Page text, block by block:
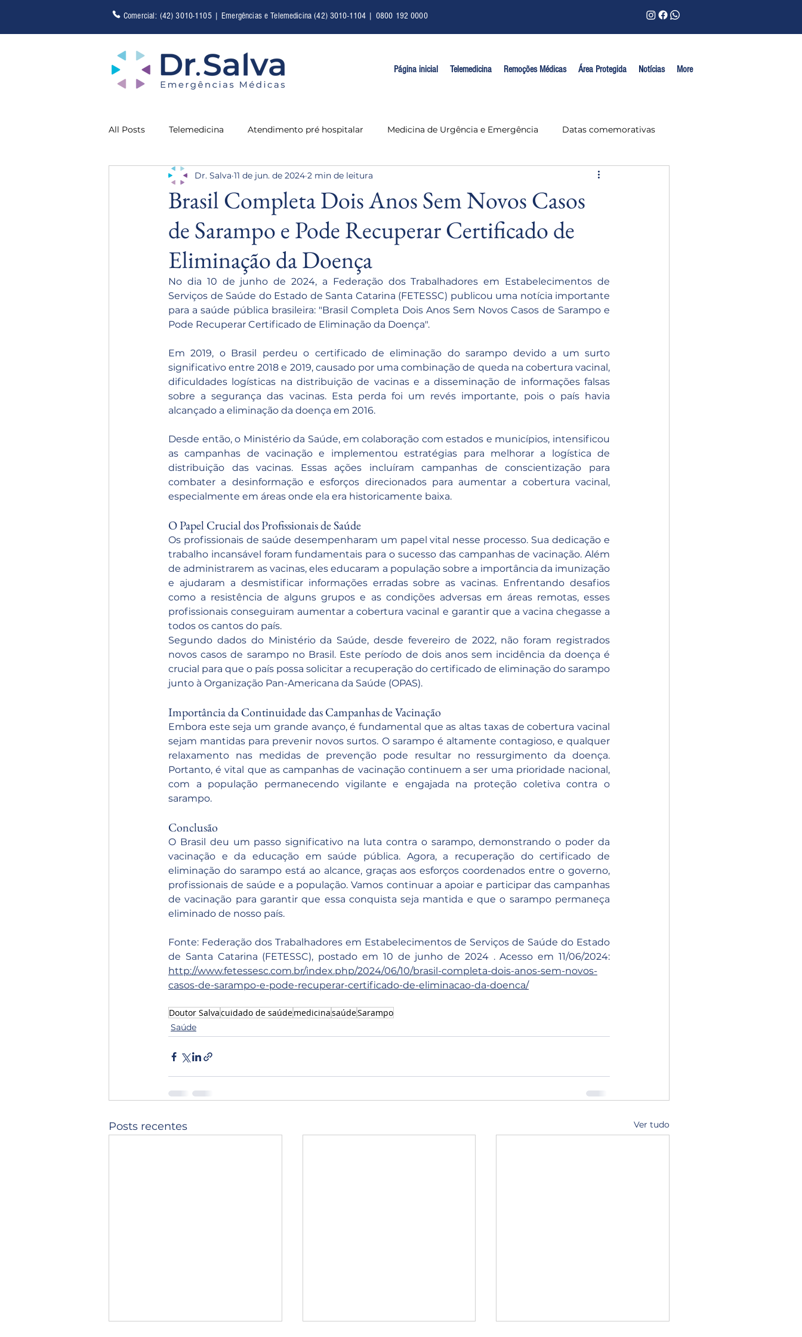
Comercial: (42) 3010-1105 | Emergências e Telemedicina (42) 3010-1104 | 0800 192 0000
Página inicial Telemedicina Remoções Médicas Área Protegida Notícias More
All Posts Telemedicina Atendimento pré hospitalar Medicina de Urgência e Emergência Datas comemorativas
Brasil Completa Dois Anos Sem Novos Casos
de Sarampo e Pode Recuperar Certificado de
Eliminação da Doença
Dr. Salva 11 de jun. de 2024 2 min de leitura
No dia 10 de junho de 2024, a Federação dos Trabalhadores em Estabelecimentos de
Serviços de Saúde do Estado de Santa Catarina (FETESSC) publicou uma notícia importante
para a saúde pública brasileira: "Brasil Completa Dois Anos Sem Novos Casos de Sarampo e
Pode Recuperar Certificado de Eliminação da Doença".
Em 2019, o Brasil perdeu o certificado de eliminação do sarampo devido a um surto
significativo entre 2018 e 2019, causado por uma combinação de queda na cobertura vacinal,
dificuldades logísticas na distribuição de vacinas e a disseminação de informações falsas
sobre a segurança das vacinas. Esta perda foi um revés importante, pois o país havia
alcançado a eliminação da doença em 2016.
Desde então, o Ministério da Saúde, em colaboração com estados e municípios, intensificou
as campanhas de vacinação e implementou estratégias para melhorar a logística de
distribuição das vacinas. Essas ações incluíram campanhas de conscientização para
combater a desinformação e esforços direcionados para aumentar a cobertura vacinal,
especialmente em áreas onde ela era historicamente baixa.
O Papel Crucial dos Profissionais de Saúde
Os profissionais de saúde desempenharam um papel vital nesse processo. Sua dedicação e
trabalho incansável foram fundamentais para o sucesso das campanhas de vacinação. Além
de administrarem as vacinas, eles educaram a população sobre a importância da imunização
e ajudaram a desmistificar informações erradas sobre as vacinas. Enfrentando desafios
como a resistência de alguns grupos e as condições adversas em áreas remotas, esses
profissionais conseguiram aumentar a cobertura vacinal e garantir que a vacina chegasse a
todos os cantos do país.
Segundo dados do Ministério da Saúde, desde fevereiro de 2022, não foram registrados
novos casos de sarampo no Brasil. Este período de dois anos sem incidência da doença é
crucial para que o país possa solicitar a recuperação do certificado de eliminação do sarampo
junto à Organização Pan-Americana da Saúde (OPAS).
Importância da Continuidade das Campanhas de Vacinação
Embora este seja um grande avanço, é fundamental que as altas taxas de cobertura vacinal
sejam mantidas para prevenir novos surtos. O sarampo é altamente contagioso, e qualquer
relaxamento nas medidas de prevenção pode resultar no ressurgimento da doença.
Portanto, é vital que as campanhas de vacinação continuem a ser uma prioridade nacional,
com a população permanecendo vigilante e engajada na proteção coletiva contra o
sarampo.
Conclusão
O Brasil deu um passo significativo na luta contra o sarampo, demonstrando o poder da
vacinação e da educação em saúde pública. Agora, a recuperação do certificado de
eliminação do sarampo está ao alcance, graças aos esforços coordenados entre o governo,
profissionais de saúde e a população. Vamos continuar a apoiar e participar das campanhas
de vacinação para garantir que essa conquista seja mantida e que o sarampo permaneça
eliminado de nosso país.
Fonte: Federação dos Trabalhadores em Estabelecimentos de Serviços de Saúde do Estado
http://www.fetessesc.com.br/index.php/2024/06/10/brasil-completa-dois-anos-sem-novos-
casos-de-sarampo-e-pode-recuperar-certificado-de-eliminacao-da-doenca/
Doutor Salvacuidado de saúdemedicinasaúdeSarampo
Saúde
Posts recentes Ver tudo